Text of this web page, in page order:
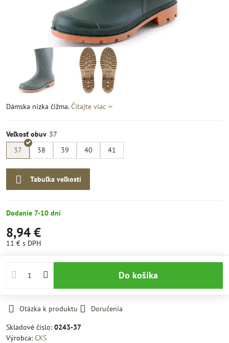
Dámska nízka čižma.Čítajte viac
Veľkosť obuv
37
38 39 40 41
Tabuľka veľkostí
Dodanie 7-10 dní
8,94 €
11 € s DPH
Do košíka
Otázka k produktu
Doručenia
Skladové číslo: 0243-37
Výrobca: CXS